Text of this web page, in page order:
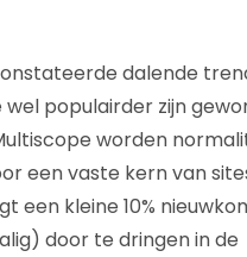
dalende
populairder zijn
worden
een vaste kern van
een kleine 10%
door te dringen in de